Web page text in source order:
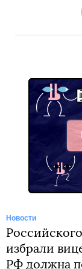
Новости
избрали
РФ должна